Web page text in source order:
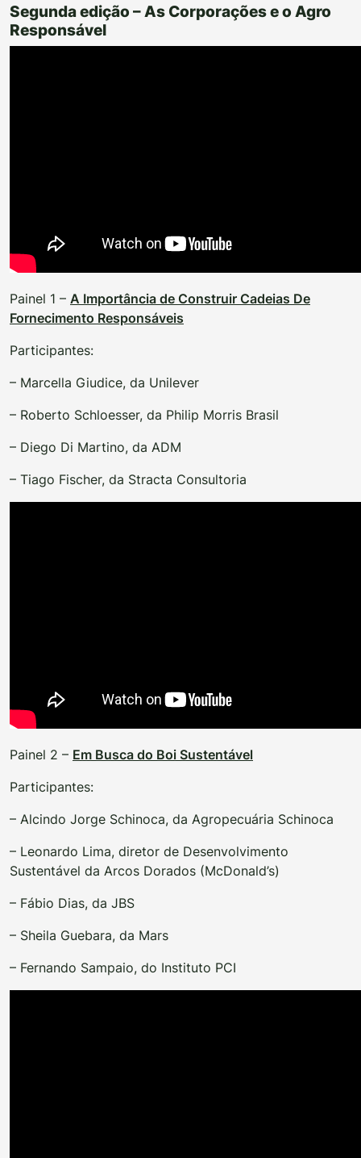
Segunda edição – As Corporações e o Agro
Responsável
Painel 1 – A Importância de Construir Cadeias De
Fornecimento Responsáveis
Participantes:
– Marcella Giudice, da Unilever
– Roberto Schloesser, da Philip Morris Brasil
– Diego Di Martino, da ADM
– Tiago Fischer, da Stracta Consultoria
Painel 2 – Em Busca do Boi Sustentável
Participantes:
– Alcindo Jorge Schinoca, da Agropecuária Schinoca
– Leonardo Lima, diretor de Desenvolvimento
Sustentável da Arcos Dorados (McDonald’s)
– Fábio Dias, da JBS
– Sheila Guebara, da Mars
– Fernando Sampaio, do Instituto PCI